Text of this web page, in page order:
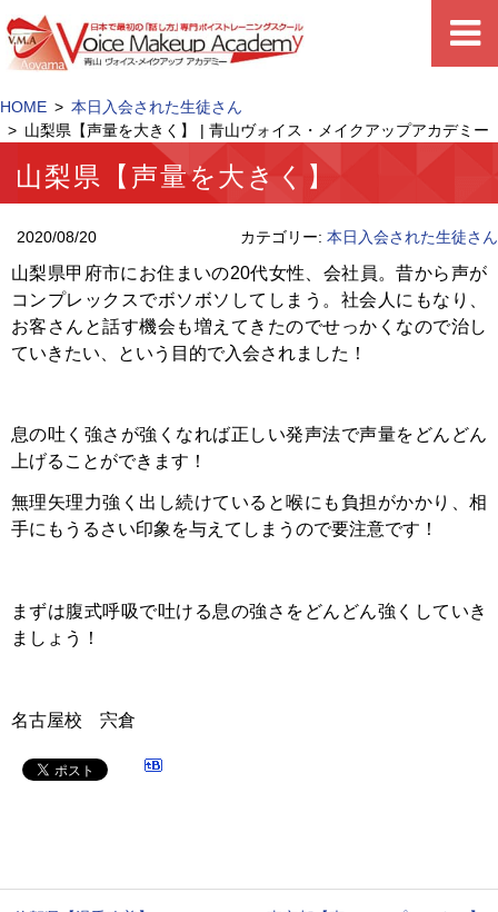
HOME
本日入会された生徒さん
山梨県【声量を大きく】 | 青山ヴォイス・メイクアップアカデミー
山梨県【声量を大きく】
2020/08/20 カテゴリー: 本日入会された生徒さん
山梨県甲府市にお住まいの20代女性、会社員。昔から声が
コンプレックスでボソボソしてしまう。社会人にもなり、
お客さんと話す機会も増えてきたのでせっかくなので治し
ていきたい、という目的で入会されました！
息の吐く強さが強くなれば正しい発声法で声量をどんどん
上げることができます！
無理矢理力強く出し続けていると喉にも負担がかかり、相
手にもうるさい印象を与えてしまうので要注意です！
まずは腹式呼吸で吐ける息の強さをどんどん強くしていき
ましょう！
名古屋校 宍倉